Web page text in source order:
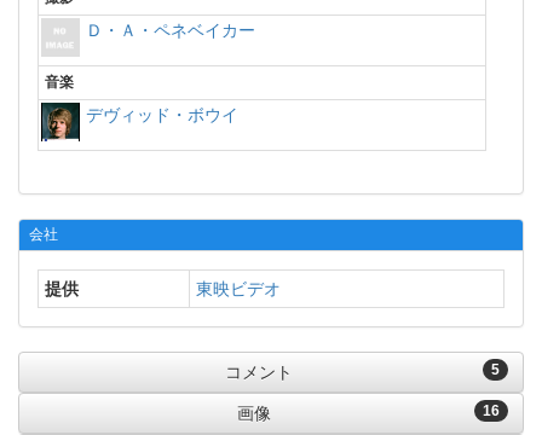
Ｄ・Ａ・ペネベイカー
音楽
デヴィッド・ボウイ
会社
提供 東映ビデオ
5
コメント
16
画像